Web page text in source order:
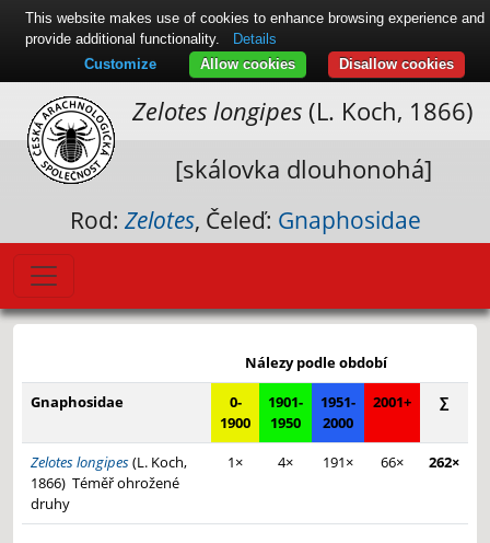
Zelotes longipes(L. Koch, 1866)
[skálovka dlouhonohá]
Rod: Zelotes, Čeleď: Gnaphosidae
−
Leaflet|© Seznam.cz a.s. a další
Nálezy podle období
Gnaphosidae
0-
1900
1901-
1950
1951-
2000
2001+ ∑
Zelotes longipes(L. Koch,
1866) Téměř ohrožené
druhy
1× 4× 191× 66× 262×
This website makes use of cookies to enhance browsing experience and
provide additional functionality.
Details
Disallow cookies
Allow cookies
Customize